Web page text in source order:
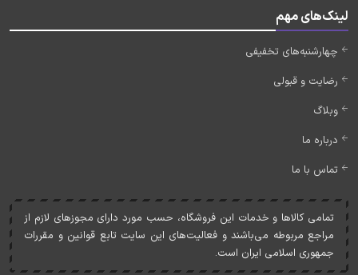
لینک‌های مهم
چهارشنبه‌های تخفیفی
رضایت و قبولی
وبلاگ
درباره ما
تماس با ما
تمامی کالاها و خدمات اين فروشگاه، حسب مورد دارای مجوزهای لازم از
مراجع مربوطه می‌باشند و فعاليت‌های اين سايت تابع قوانين و مقررات
جمهوری اسلامی ايران است.